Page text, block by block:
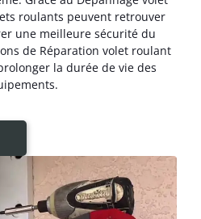
roulants peuvent retrouver
une meilleure sécurité du
de Réparation volet roulant
la durée de vie des